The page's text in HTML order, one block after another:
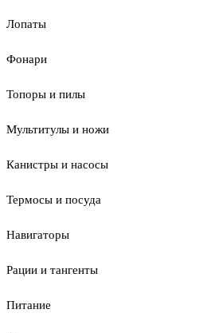
Лопаты
Фонари
Топоры и пилы
Мультитулы и ножи
Канистры и насосы
Термосы и посуда
Навигаторы
Рации и тангенты
Питание